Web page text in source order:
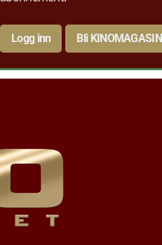
Logg inn Bli